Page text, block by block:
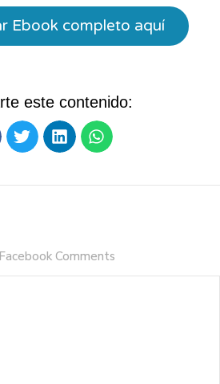
Ebook completo aquí
este contenido:
Facebook Comments